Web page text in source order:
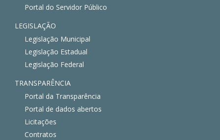
Portal do Servidor Público
LEGISLAÇÃO
Legislação Municipal
Legislação Estadual
Legislação Federal
TRANSPARÊNCIA
Portal da Transparência
Portal de dados abertos
Licitações
Contratos